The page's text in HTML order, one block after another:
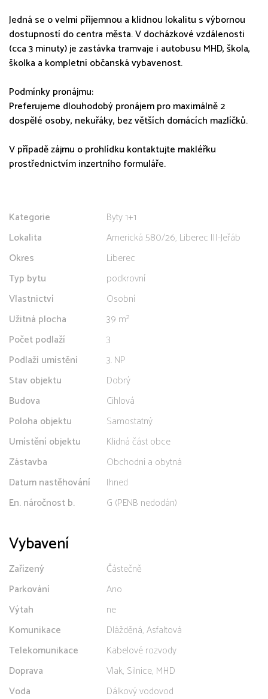
Jedná se o velmi příjemnou a klidnou lokalitu s výbornou
dostupností do centra města. V docházkové vzdálenosti
(cca 3 minuty) je zastávka tramvaje i autobusu MHD, škola,
školka a kompletní občanská vybavenost.
Podmínky pronájmu:
Preferujeme dlouhodobý pronájem pro maximálně 2
dospělé osoby, nekuřáky, bez větších domácích mazlíčků.
V případě zájmu o prohlídku kontaktujte makléřku
prostřednictvím inzertního formuláře.
Kategorie
Byty 1+1
Lokalita
Americká 580/26, Liberec III-Jeřáb
Okres
Liberec
Typ bytu
podkrovní
Vlastnictví
Osobní
Užitná plocha
39 m²
Počet podlaží
3
Podlaží umístění
3. NP
Stav objektu
Dobrý
Budova
Cihlová
Poloha objektu
Samostatný
Umístění objektu
Klidná část obce
Zástavba
Obchodní a obytná
Datum nastěhování
Ihned
En. náročnost b.
G (PENB nedodán)
Vybavení
Zařízený
Částečně
Parkování
Ano
Výtah
ne
Komunikace
Dlážděná, Asfaltová
Telekomunikace
Kabelové rozvody
Doprava
Vlak, Silnice, MHD
Voda
Dálkový vodovod